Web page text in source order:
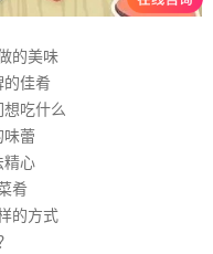
的美味
的佳肴
吃什么
味蕾
精心
肴
的方式